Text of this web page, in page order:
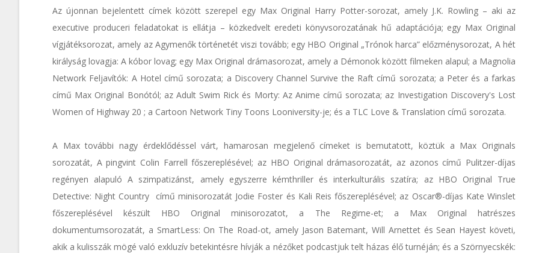
Az újonnan bejelentett címek között szerepel egy Max Original Harry Potter-sorozat, amely J.K. Rowling – aki az
executive produceri feladatokat is ellátja – közkedvelt eredeti könyvsorozatának hű adaptációja; egy Max Original
vígjátéksorozat, amely az Agymenők történetét viszi tovább; egy HBO Original „Trónok harca” előzménysorozat, A hét
királyság lovagja: A kóbor lovag; egy Max Original drámasorozat, amely a Démonok között filmeken alapul; a Magnolia
Network Feljavítók: A Hotel című sorozata; a Discovery Channel Survive the Raft című sorozata; a Peter és a farkas
című Max Original Bonótól; az Adult Swim Rick és Morty: Az Anime című sorozata; az Investigation Discovery's Lost
Women of Highway 20 ; a Cartoon Network Tiny Toons Looniversity-je; és a TLC Love & Translation című sorozata.
A Max további nagy érdeklődéssel várt, hamarosan megjelenő címeket is bemutatott, köztük a Max Originals
sorozatát, A pingvint Colin Farrell főszereplésével; az HBO Original drámasorozatát, az azonos című Pulitzer-díjas
regényen alapuló A szimpatizánst, amely egyszerre kémthriller és interkulturális szatíra; az HBO Original True
Detective: Night Country című minisorozatát Jodie Foster és Kali Reis főszereplésével; az Oscar®-díjas Kate Winslet
főszereplésével készült HBO Original minisorozatot, a The Regime-et; a Max Original hatrészes
dokumentumsorozatát, a SmartLess: On The Road-ot, amely Jason Batemant, Will Arnettet és Sean Hayest követi,
akik a kulisszák mögé való exkluzív betekintésre hívják a nézőket podcastjuk telt házas élő turnéján; és a Szörnyecskék: